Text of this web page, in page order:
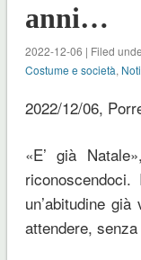
anni…
2022-12-06 | Filed
Costume e società,
2022/12/06,
«E’ già
un’abitudine
attendere,